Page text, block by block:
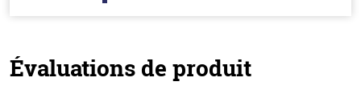
Évaluations de produit